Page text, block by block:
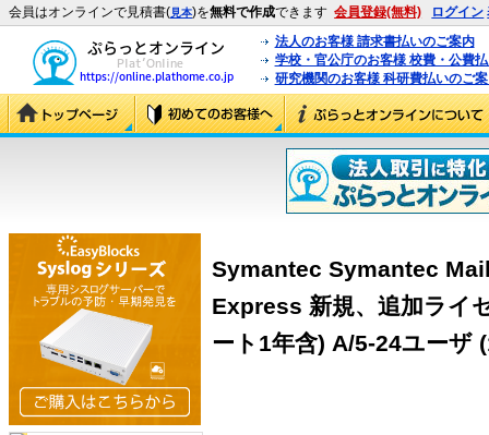
会員はオンラインで見積書(見本)を無料で作成できます 会員登録(無料) ログイン
法人のお客様 請求書払いのご案内
学校・官公庁のお客様 校費・公費
研究機関のお客様 科研費払いのご
Symantec Symantec
Express 新規、追加ライ
ート1年含) A/5-24ユーザ